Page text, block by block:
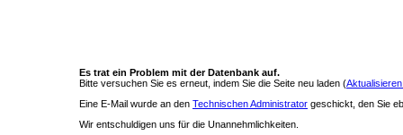
Es trat ein Problem mit der Datenbank auf.
Bitte versuchen Sie es erneut, indem Sie die Seite neu laden (
Eine E-Mail wurde an den Technischen Administrator geschickt, den Sie
Wir entschuldigen uns für die Unannehmlichkeiten.